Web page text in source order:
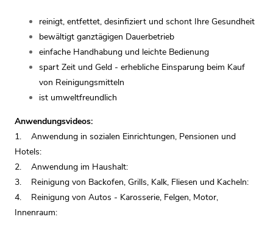
reinigt, entfettet, desinfiziert und schont Ihre Gesundheit
bewältigt ganztägigen Dauerbetrieb
einfache Handhabung und leichte Bedienung
spart Zeit und Geld - erhebliche Einsparung beim Kauf
von Reinigungsmitteln
ist umweltfreundlich
Anwendungsvideos:
1. Anwendung in sozialen Einrichtungen, Pensionen und
Hotels:
2. Anwendung im Haushalt:
3. Reinigung von Backofen, Grills, Kalk, Fliesen und Kacheln:
4. Reinigung von Autos - Karosserie, Felgen, Motor,
Innenraum: